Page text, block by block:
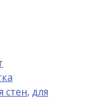
стен, для